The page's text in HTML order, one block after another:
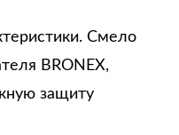
Смело
BRONEX,
защиту